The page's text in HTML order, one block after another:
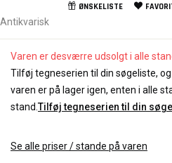
ØNSKELISTE
Antikvarisk
Varen er desværre udsolgt i alle
Tilføj tegneserien til din søgeliste,
varen er på lager igen, enten i alle
stand. Tilføj tegneserien til din
Se alle priser / stande på varen